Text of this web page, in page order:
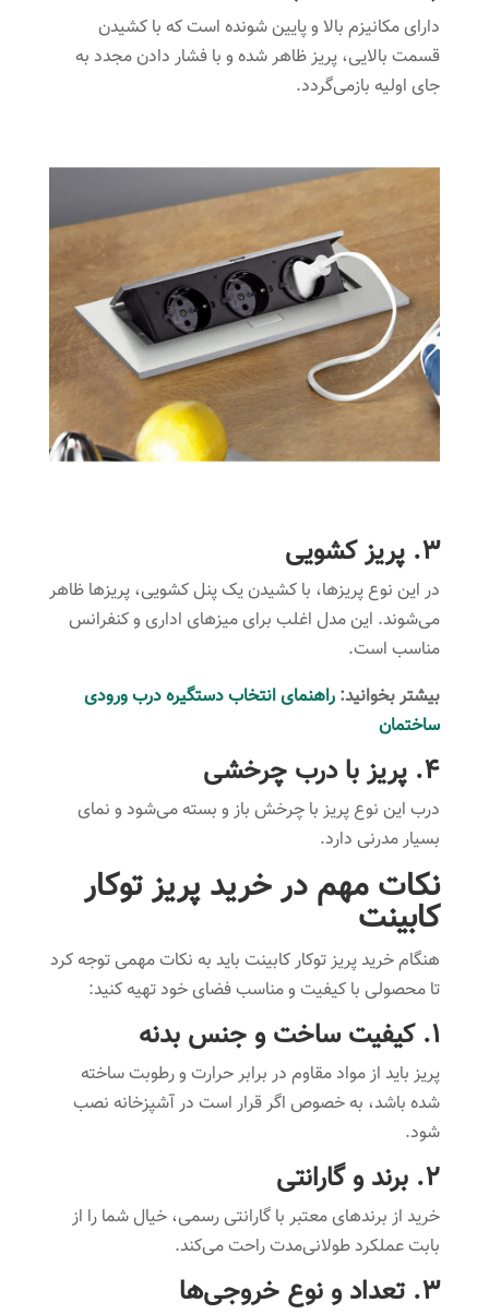
دارای مکانیزم بالا و پایین شونده است که با کشیدن
قسمت بالایی، پریز ظاهر شده و با فشار دادن مجدد به
جای اولیه بازمی‌گردد.
3. پریز کشویی
در این نوع پریزها، با کشیدن یک پنل کشویی، پریزها ظاهر
می‌شوند. این مدل اغلب برای میزهای اداری و کنفرانس
مناسب است.
بیشتر بخوانید: راهنمای انتخاب دستگیره درب ورودی
ساختمان
4. پریز با درب چرخشی
درب این نوع پریز با چرخش باز و بسته می‌شود و نمای
بسیار مدرنی دارد.
نکات مهم در خرید پریز توکار
کابینت
هنگام خرید پریز توکار کابینت باید به نکات مهمی توجه کرد
تا محصولی با کیفیت و مناسب فضای خود تهیه کنید:
1. کیفیت ساخت و جنس بدنه
پریز باید از مواد مقاوم در برابر حرارت و رطوبت ساخته
شده باشد، به خصوص اگر قرار است در آشپزخانه نصب
شود.
2. برند و گارانتی
خرید از برندهای معتبر با گارانتی رسمی، خیال شما را از
بابت عملکرد طولانی‌مدت راحت می‌کند.
3. تعداد و نوع خروجی‌ها